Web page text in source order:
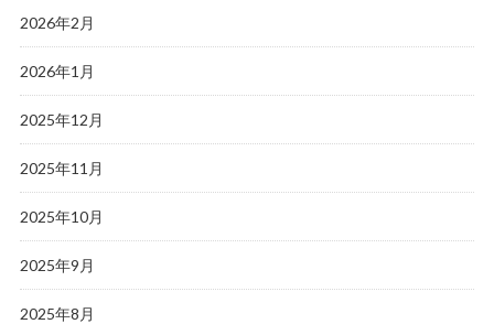
2026年2月
2026年1月
2025年12月
2025年11月
2025年10月
2025年9月
2025年8月